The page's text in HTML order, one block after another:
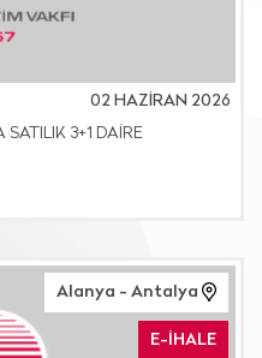
02 HAZİRAN 2026
3+1 DAİRE
Alanya - Antalya
E-İHALE